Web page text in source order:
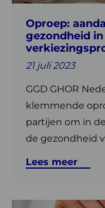
Oproep:
gezondheid in
21 juli 2023
GGD GHOR
klemmende
partijen om in
de gezondheid
Lees meer